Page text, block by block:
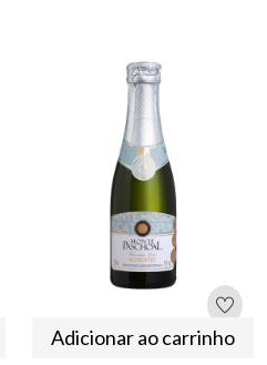
Adicionar ao carrinho